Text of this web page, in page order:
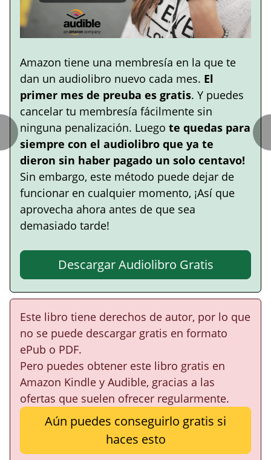
Amazon tiene una membresía en la que te
dan un audiolibro nuevo cada mes. El
primer mes de preuba es gratis. Y puedes
cancelar tu membresía fácilmente sin
ninguna penalización. Luego te quedas para
siempre con el audiolibro que ya te
dieron sin haber pagado un solo centavo!
Sin embargo, este método puede dejar de
funcionar en cualquier momento, ¡Así que
aprovecha ahora antes de que sea
demasiado tarde!
Descargar Audiolibro Gratis
Este libro tiene derechos de autor, por lo que
no se puede descargar gratis en formato
ePub o PDF.
Pero puedes obtener este libro gratis en
Amazon Kindle y Audible, gracias a las
ofertas que suelen ofrecer regularmente.
Aún puedes conseguirlo gratis si
haces esto